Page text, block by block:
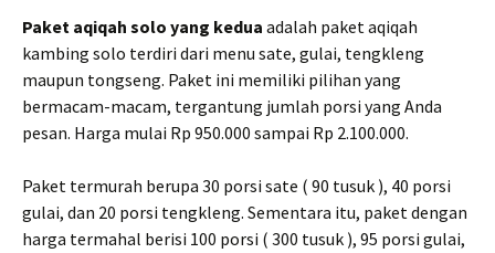
Paket aqiqah solo yang kedua adalah paket aqiqah
kambing solo terdiri dari menu sate, gulai, tengkleng
maupun tongseng. Paket ini memiliki pilihan yang
bermacam-macam, tergantung jumlah porsi yang Anda
pesan. Harga mulai Rp 950.000 sampai Rp 2.100.000.
Paket termurah berupa 30 porsi sate ( 90 tusuk ), 40 porsi
gulai, dan 20 porsi tengkleng. Sementara itu, paket dengan
harga termahal berisi 100 porsi ( 300 tusuk ), 95 porsi gulai,